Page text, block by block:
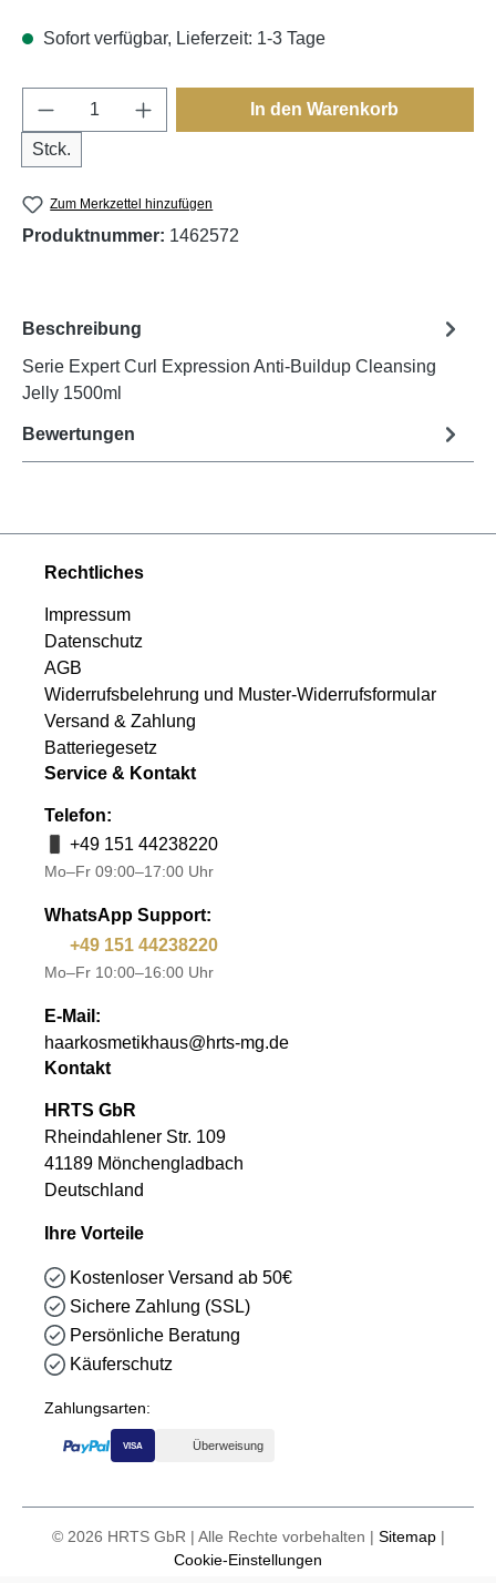
Sofort verfügbar, Lieferzeit: 1-3 Tage
Produkt Anzahl: Gib den gewünschten
Stck.
In den Warenkorb
Zum Merkzettel hinzufügen
Produktnummer: 1462572
Beschreibung
Serie Expert Curl Expression Anti-Buildup Cleansing
Jelly 1500ml
Bewertungen
Rechtliches
Impressum
Datenschutz
AGB
Widerrufsbelehrung und Muster-Widerrufsformular
Versand & Zahlung
Batteriegesetz
Service & Kontakt
Telefon:
+49 151 44238220
Mo–Fr 09:00–17:00 Uhr
WhatsApp Support:
+49 151 44238220
Mo–Fr 10:00–16:00 Uhr
E-Mail:
haarkosmetikhaus@hrts-mg.de
Kontakt
HRTS GbR
Rheindahlener Str. 109
41189 Mönchengladbach
Deutschland
Ihre Vorteile
Kostenloser Versand ab 50€
Sichere Zahlung (SSL)
Persönliche Beratung
Käuferschutz
Zahlungsarten:
VISA Überweisung
© 2026 HRTS GbR | Alle Rechte vorbehalten | Sitemap|
Cookie-Einstellungen